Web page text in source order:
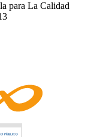
para La Calidad